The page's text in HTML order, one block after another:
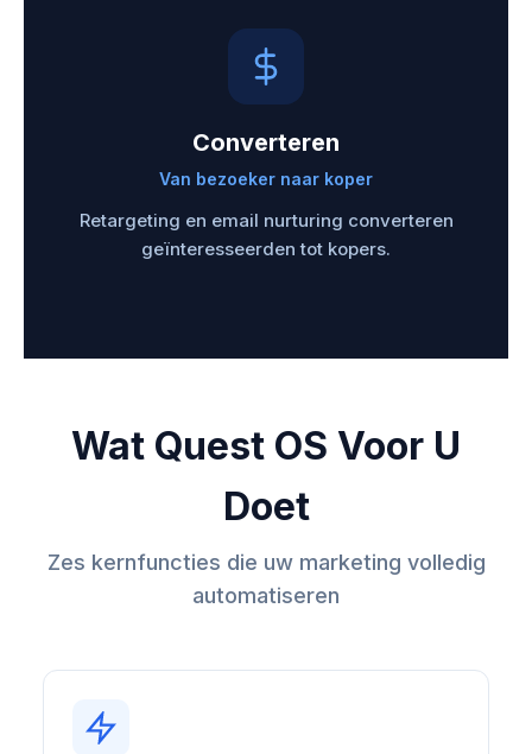
Converteren
Van bezoeker naar koper
Retargeting en email nurturing converteren
geïnteresseerden tot kopers.
Wat Quest OS Voor U
Doet
Zes kernfuncties die uw marketing volledig
automatiseren